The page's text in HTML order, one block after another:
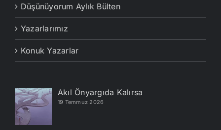
Düşünüyorum Aylık Bülten
Yazarlarımız
Konuk Yazarlar
Akıl Önyargıda Kalırsa
19 Temmuz 2026